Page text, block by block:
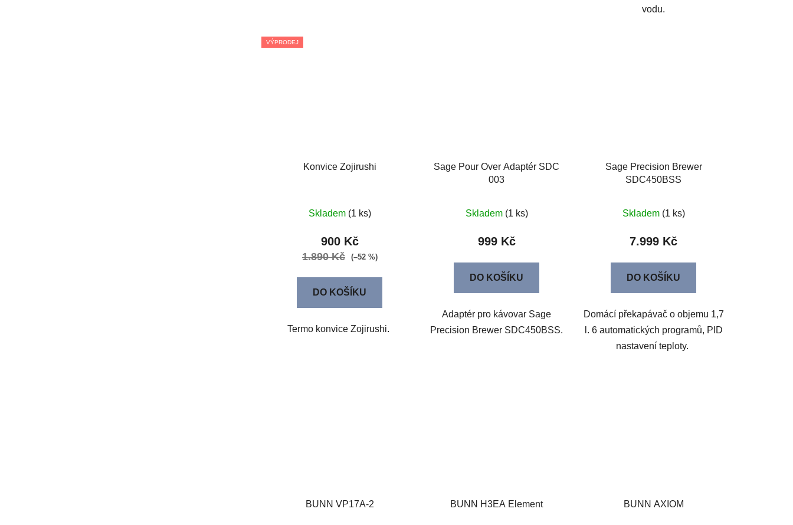
vodu.
VÝPRODEJ
Konvice Zojirushi
Skladem (1 ks)
900 Kč
1.890 Kč (–52 %)
DO KOŠÍKU
Termo konvice Zojirushi.
Sage Pour Over Adaptér SDC
003
Skladem (1 ks)
999 Kč
DO KOŠÍKU
Adaptér pro kávovar Sage
Precision Brewer SDC450BSS.
Sage Precision Brewer
SDC450BSS
Skladem (1 ks)
7.999 Kč
DO KOŠÍKU
Domácí překapávač o objemu 1,7
l. 6 automatických programů, PID
nastavení teploty.
BUNN VP17A-2 BUNN H3EA Element BUNN AXIOM